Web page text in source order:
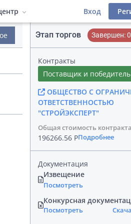
Лицензионный договор
Инструкции
Вход
Этап торгов Завершен:
Контракты
Поставщик и победитель
ОБЩЕСТВО С
ОТВЕТСТВЕННОСТЬЮ
"СТРОЙЭКСПЕРТ"
Общая стоимость
196266.56 РПодробнее
Документация
Извещение
Посмотреть
Конкурсная
Посмотреть